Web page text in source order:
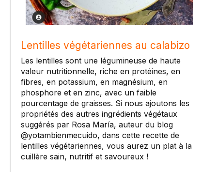
Lentilles végétariennes au calabizo
Les lentilles sont une légumineuse de haute
valeur nutritionnelle, riche en protéines, en
fibres, en potassium, en magnésium, en
phosphore et en zinc, avec un faible
pourcentage de graisses. Si nous ajoutons les
propriétés des autres ingrédients végétaux
suggérés par Rosa María, auteur du blog
@yotambienmecuido, dans cette recette de
lentilles végétariennes, vous aurez un plat à la
cuillère sain, nutritif et savoureux !